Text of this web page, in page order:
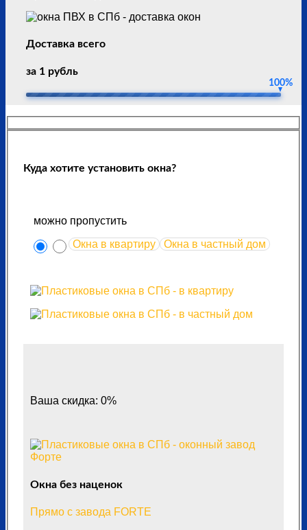
Доставка всего
за 1 рубль
100%
Куда хотите установить окна?
можно пропустить
Окна в квартиру
Окна в частный дом
Ваша скидка: 0%
Окна без наценок
Прямо с завода FORTE